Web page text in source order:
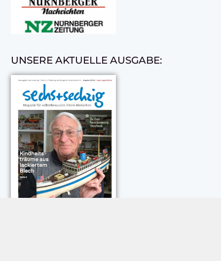
UNSERE AKTUELLE AUSGABE: